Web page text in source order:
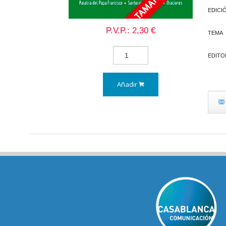
P.V.P.: 2,30 €
Añadir
TEMA